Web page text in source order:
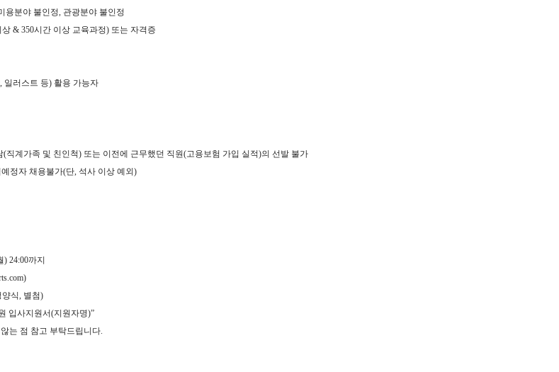
용분야 불인정, 관광분야 불인정
상 & 350시간 이상 교육과정) 또는 자격증
, 일러스트 등) 활용 가능자
(직계가족 및 친인척) 또는 이전에 근무했던 직원(고용보험 가입 실적)의 선발 불가
예정자 채용불가(단, 석사 이상 예외 )
) 24:00까지
양식, 별첨)
입사지원서(지원자명)”
는 점 참고 부탁드립니다.